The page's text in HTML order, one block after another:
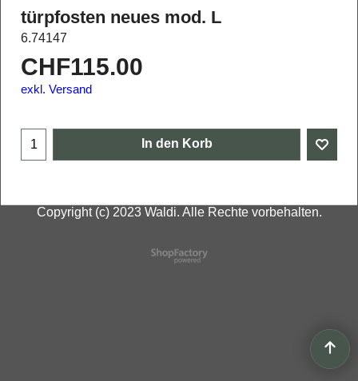
türpfosten neues mod. L
6.74147
CHF115.00
exkl. Versand
In den Korb
Copyright (c) 2023 Waldi. Alle Rechte vorbehalten.
WebShop erstellt mit
ShopFactory Shop